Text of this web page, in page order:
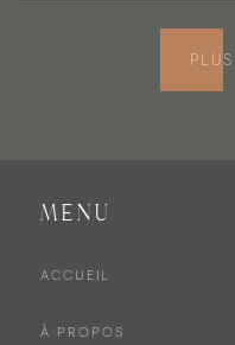
Menu
ACCUEIL
À PROPOS